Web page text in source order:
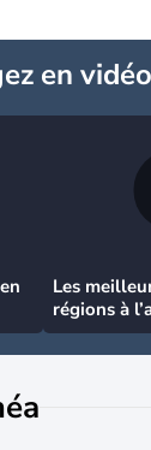
en
Les
régions à